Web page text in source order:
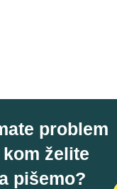
problem
kom želite
pišemo?